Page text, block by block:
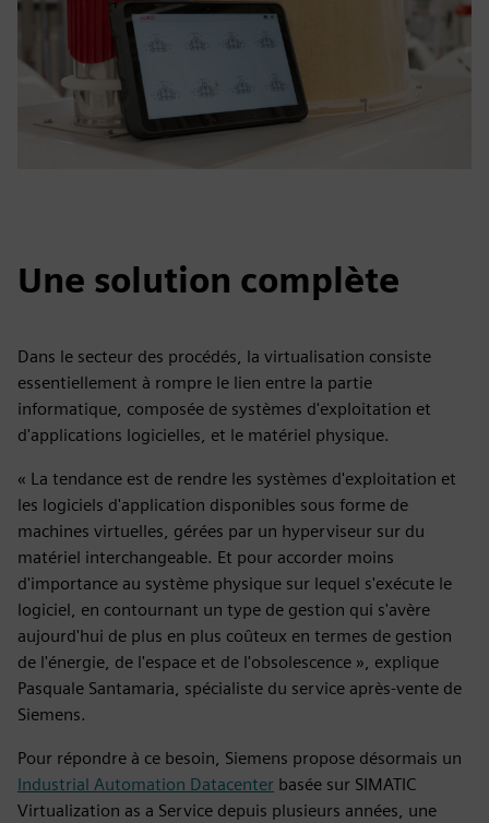
Une solution complète
Dans le secteur des procédés, la virtualisation consiste
essentiellement à rompre le lien entre la partie
informatique, composée de systèmes d'exploitation et
d'applications logicielles, et le matériel physique.
« La tendance est de rendre les systèmes d'exploitation et
les logiciels d'application disponibles sous forme de
machines virtuelles, gérées par un hyperviseur sur du
matériel interchangeable. Et pour accorder moins
d'importance au système physique sur lequel s'exécute le
logiciel, en contournant un type de gestion qui s'avère
aujourd'hui de plus en plus coûteux en termes de gestion
de l'énergie, de l'espace et de l'obsolescence », explique
Pasquale Santamaria, spécialiste du service après-vente de
Siemens.
Pour répondre à ce besoin, Siemens propose désormais un
Industrial Automation Datacenter basée sur SIMATIC
Virtualization as a Service depuis plusieurs années, une